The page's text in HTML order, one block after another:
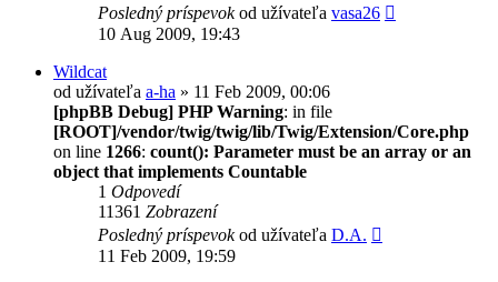
Posledný príspevokod užívateľa vasa26
10 Aug 2009, 19:43
Wildcat
od užívateľa a-ha » 11 Feb 2009, 00:06
[phpBB Debug] PHP Warning: in file
[ROOT]/vendor/twig/twig/lib/Twig/Extension/Core.php
on line 1266: count(): Parameter must be an array or an
object that implements Countable
1 Odpovedí
11361 Zobrazení
Posledný príspevokod užívateľa D.A.
11 Feb 2009, 19:59